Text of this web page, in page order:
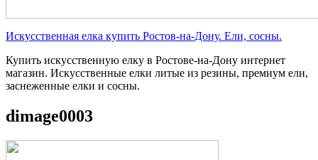
Искусственная елка купить Ростов-на-Дону. Ели, сосны.
Купить искусственную елку в Ростове-на-Дону интернет
магазин. Искусственные елки литые из резины, премиум ели,
заснеженные елки и сосны.
dimage0003